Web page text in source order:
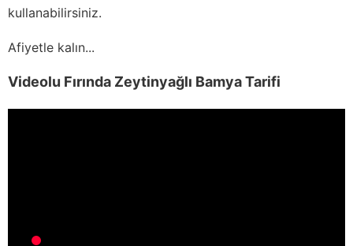
kullanabilirsiniz.
Afiyetle kalın...
Videolu Fırında Zeytinyağlı Bamya Tarifi